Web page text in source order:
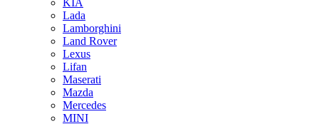
KIA
Lada
Lamborghini
Land Rover
Lexus
Lifan
Maserati
Mazda
Mercedes
MINI